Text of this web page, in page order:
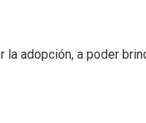
adopción, a poder